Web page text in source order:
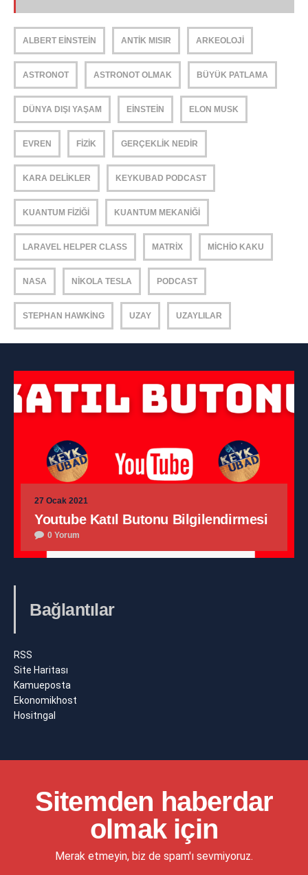
ALBERT EINSTEIN ANTIK MISIR ARKEOLOJI
ASTRONOT ASTRONOT OLMAK BÜYÜK PATLAMA
DÜNYA DIŞI YAŞAM EINSTEIN ELON MUSK
EVREN FIZIK GERÇEKLIK NEDIR
KARA DELIKLER KEYKUBAD PODCAST
KUANTUM FIZIĞI KUANTUM MEKANIĞI
LARAVEL HELPER CLASS MATRIX MICHIO KAKU
NASA NIKOLA TESLA PODCAST
STEPHAN HAWKING UZAY UZAYLILAR
27 Ocak 2021
Youtube Katıl Butonu Bilgilendirmesi
0 Yorum
Bağlantılar
RSS
Site Haritası
Kamueposta
Ekonomikhost
Hositngal
Sitemden haberdar
olmak için
Merak etmeyin, biz de spam'ı sevmiyoruz.